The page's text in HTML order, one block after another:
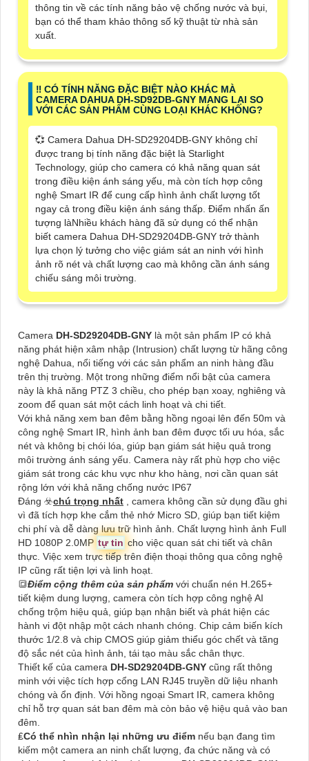
thông tin về các tính năng bảo vệ chống nước và bụi,
bạn có thể tham khảo thông số kỹ thuật từ nhà sản
xuất.
‼️ CÓ TÍNH NĂNG ĐẶC BIỆT NÀO KHÁC MÀ
CAMERA DAHUA DH-SD92DB-GNY MANG LẠI SO
VỚI CÁC SẢN PHẨM CÙNG LOẠI KHÁC KHÔNG?
💞 Camera Dahua DH-SD29204DB-GNY không chỉ
được trang bị tính năng đặc biệt là Starlight
Technology, giúp cho camera có khả năng quan sát
trong điều kiện ánh sáng yếu, mà còn tích hợp công
nghệ Smart IR để cung cấp hình ảnh chất lượng tốt
ngay cả trong điều kiện ánh sáng thấp. Điểm nhấn ấn
tượng làNhiều khách hàng đã sử dụng có thể nhận
biết camera Dahua DH-SD29204DB-GNY trở thành
lựa chọn lý tưởng cho việc giám sát an ninh với hình
ảnh rõ nét và chất lượng cao mà không cần ánh sáng
chiếu sáng môi trường.
Camera DH-SD29204DB-GNY là một sản phẩm IP có khả
năng phát hiện xâm nhập (Intrusion) chất lượng từ hãng công
nghệ Dahua, nổi tiếng với các sản phẩm an ninh hàng đầu
trên thị trường. Một trong những điểm nổi bật của camera
này là khả năng PTZ 3 chiều, cho phép bạn xoay, nghiêng và
zoom để quan sát một cách linh hoạt và chi tiết.
Với khả năng xem ban đêm bằng hồng ngoại lên đến 50m và
công nghệ Smart IR, hình ảnh ban đêm được tối ưu hóa, sắc
nét và không bị chói lóa, giúp bạn giám sát hiệu quả trong
môi trường ánh sáng yếu. Camera này rất phù hợp cho việc
giám sát trong các khu vực như kho hàng, nơi cần quan sát
rộng lớn với khả năng chống nước IP67
Đáng ☣️chú trọng nhất
, camera không cần sử dụng đầu ghi
vì đã tích hợp khe cắm thẻ nhớ Micro SD, giúp bạn tiết kiệm
chi phí và dễ dàng lưu trữ hình ảnh. Chất lượng hình ảnh Full
HD 1080P 2.0MP tự tin cho việc quan sát chi tiết và chân
thực. Việc xem trực tiếp trên điện thoại thông qua công nghệ
IP cũng rất tiện lợi và linh hoạt.
🔳Điểm cộng thêm của sản phẩm với chuẩn nén H.265+
tiết kiệm dung lượng, camera còn tích hợp công nghệ AI
chống trộm hiệu quả, giúp bạn nhận biết và phát hiện các
hành vi đột nhập một cách nhanh chóng. Chip cảm biến kích
thước 1/2.8 và chip CMOS giúp giảm thiểu góc chết và tăng
độ sắc nét của hình ảnh, tái tạo màu sắc chân thực.
Thiết kế của camera DH-SD29204DB-GNY cũng rất thông
minh với việc tích hợp cổng LAN RJ45 truyền dữ liệu nhanh
chóng và ổn định. Với hồng ngoại Smart IR, camera không
chỉ hỗ trợ quan sát ban đêm mà còn bảo vệ hiệu quả vào ban
đêm.
₤Có thể nhìn nhận lại những ưu điểm nếu bạn đang tìm
kiếm một camera an ninh chất lượng, đa chức năng và có